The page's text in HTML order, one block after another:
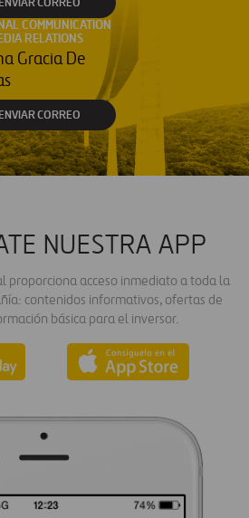
COMMUNICATION
RELATIONS
Gracia De
CORREO
NUESTRA APP
proporciona acceso inmediato a toda la
contenidos informativos, ofertas de
básica para el inversor.